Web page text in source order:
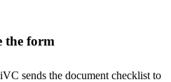
the form
sends the document checklist to